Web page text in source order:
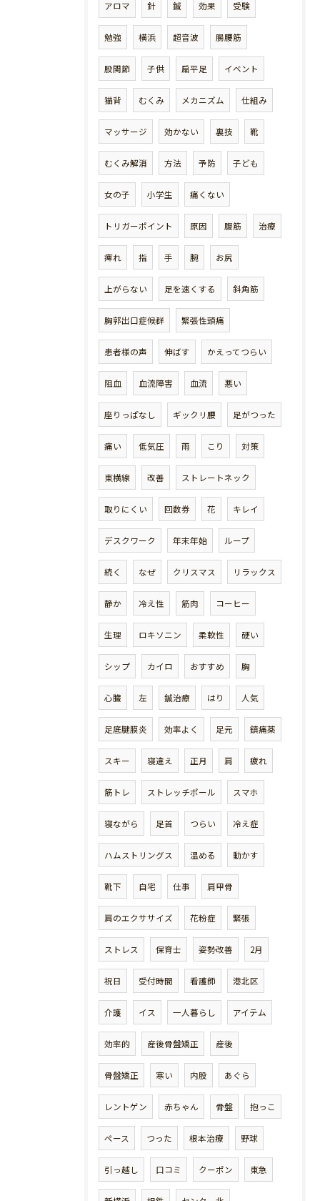
アロマ 針 鍼 効果 受験
勉強 横浜 超音波 腸腰筋
股関節 子供 扁平足 イベント
猫背 むくみ メカニズム 仕組み
マッサージ 効かない 裏技 靴
むくみ解消 方法 予防 子ども
女の子 小学生 痛くない
トリガーポイント 原因 腹筋 治療
痺れ 指 手 腕 お尻
上がらない 足を速くする 斜角筋
胸郭出口症候群 緊張性頭痛
患者様の声 伸ばす かえってつらい
阻血 血流障害 血流 悪い
座りっぱなし ギックリ腰 足がつった
痛い 低気圧 雨 こり 対策
東横線 改善 ストレートネック
取りにくい 回数券 花 キレイ
デスクワーク 年末年始 ループ
続く なぜ クリスマス リラックス
静か 冷え性 筋肉 コーヒー
生理 ロキソニン 柔軟性 硬い
シップ カイロ おすすめ 胸
心臓 左 鍼治療 はり 人気
足底腱膜炎 効率よく 足元 鎮痛薬
スキー 寝違え 正月 肩 疲れ
筋トレ ストレッチポール スマホ
寝ながら 足首 つらい 冷え症
ハムストリングス 温める 動かす
靴下 自宅 仕事 肩甲骨
肩のエクササイズ 花粉症 緊張
ストレス 保育士 姿勢改善 2月
祝日 受付時間 看護師 港北区
介護 イス 一人暮らし アイテム
効率的 産後骨盤矯正 産後
骨盤矯正 寒い 内股 あぐら
レントゲン 赤ちゃん 骨盤 抱っこ
ペース つった 根本治療 野球
引っ越し 口コミ クーポン 東急